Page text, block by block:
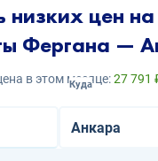
низких цен на
Фергана —
в этом месяце:27 791
Куда